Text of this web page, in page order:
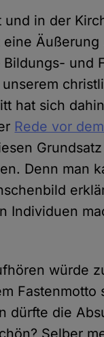
in der
Äußerung
und
hat sich
Rede vor
Denn man
Individuen
würde
Fastenmotto
dürfte die